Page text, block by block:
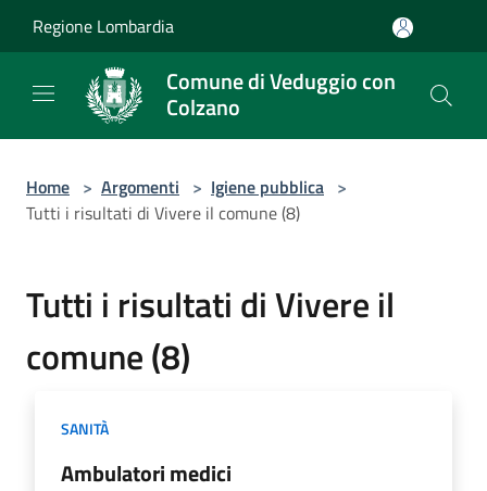
Regione Lombardia
Comune di Veduggio con
Colzano
Home > Argomenti > Igiene pubblica >
Tutti i risultati di Vivere il comune (8)
Tutti i risultati di Vivere il
comune (8)
SANITÀ
Ambulatori medici